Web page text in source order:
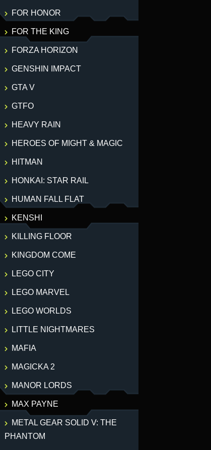
FOR HONOR
FOR THE KING
FORZA HORIZON
GENSHIN IMPACT
GTA V
GTFO
HEAVY RAIN
HEROES OF MIGHT & MAGIC
HITMAN
HONKAI: STAR RAIL
HUMAN FALL FLAT
KENSHI
KILLING FLOOR
KINGDOM COME
LEGO CITY
LEGO MARVEL
LEGO WORLDS
LITTLE NIGHTMARES
MAFIA
MAGICKA 2
MANOR LORDS
MAX PAYNE
METAL GEAR SOLID V: THE
PHANTOM